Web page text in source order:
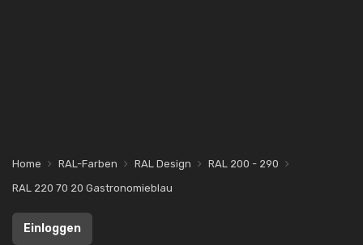
Home RAL-Farben RAL Design
RAL 200 - 290
RAL 220 70 20 Gastronomieblau
Einloggen